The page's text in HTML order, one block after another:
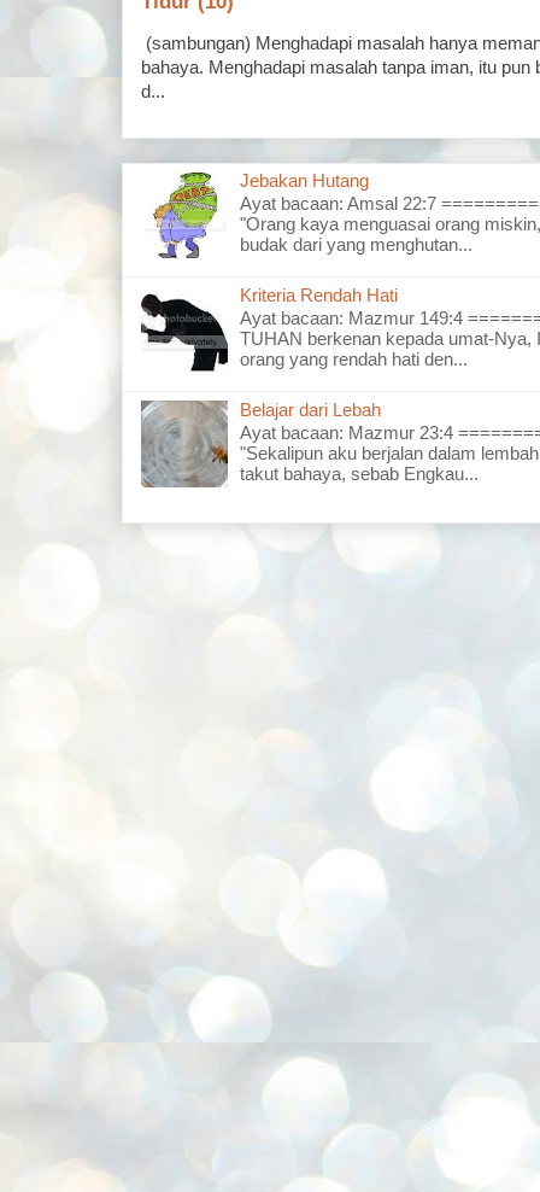
(sambungan) Menghadapi masalah hanya
bahaya. Menghadapi masalah tanpa iman, itu
d...
Jebakan Hutang
Ayat bacaan: Amsal 22:7
"Orang kaya menguasai orang
budak dari yang menghutan...
Kriteria Rendah Hati
Ayat bacaan: Mazmur 149:4
TUHAN berkenan kepada umat-Nya,
orang yang rendah hati den...
Belajar dari Lebah
Ayat bacaan: Mazmur 23:4
"Sekalipun aku berjalan dalam
takut bahaya, sebab Engkau...